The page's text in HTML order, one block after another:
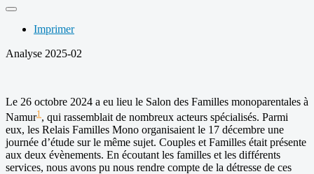
Imprimer
Analyse 2025-02
Le 26 octobre 2024 a eu lieu le Salon des Familles monoparentales à
Namur1 , qui rassemblait de nombreux acteurs spécialisés. Parmi
eux, les Relais Familles Mono organisaient le 17 décembre une
journée d’étude sur le même sujet. Couples et Familles était présente
aux deux évènements. En écoutant les familles et les différents
services, nous avons pu nous rendre compte de la détresse de ces